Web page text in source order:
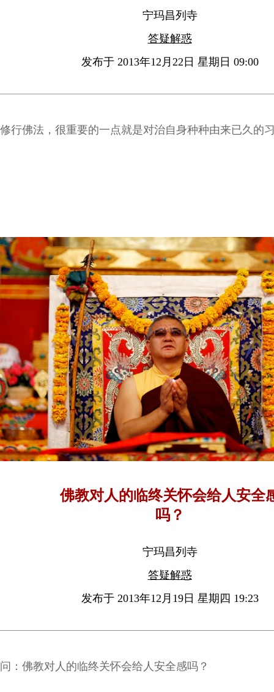
宁玛昌列寺
答疑解惑
发布于 2013年12月22日 星期日 09:00
修行佛法，很重要的一点就是对治自身种种由来已久的
佛教对人的临终关怀会给人安全
吗？
宁玛昌列寺
答疑解惑
发布于 2013年12月19日 星期四 19:23
问：佛教对人的临终关怀会给人安全感吗？